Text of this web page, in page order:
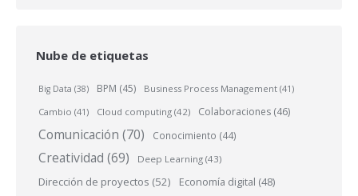
Nube de etiquetas
Big Data (38) BPM (45) Business Process Management (41)
Cambio (41) Cloud computing (42) Colaboraciones (46)
Comunicación (70) Conocimiento (44)
Creatividad (69) Deep Learning (43)
Dirección de proyectos (52) Economía digital (48)